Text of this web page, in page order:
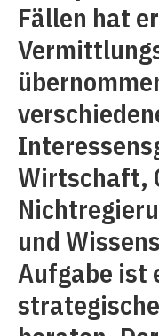
Fällen hat
Wirtschaft,
und
Aufgabe ist